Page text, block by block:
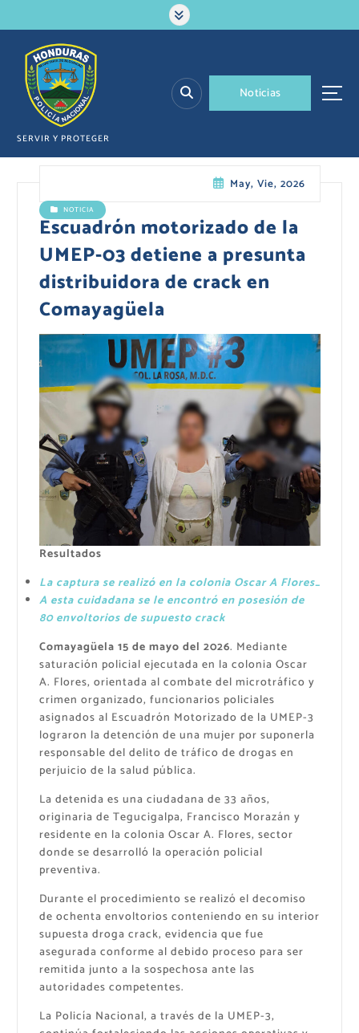
a
SERVIR Y PROTEGER
Noticias
May, Vie, 2026
NOTICIA
Escuadrón motorizado de la
UMEP-03 detiene a presunta
distribuidora de crack en
Comayagüela
Resultados
La captura se realizó en la colonia Oscar A Flores_
A esta cuidadana se le encontró en posesión de
80 envoltorios de supuesto crack
Comayagüela 15 de mayo del 2026. Mediante
saturación policial ejecutada en la colonia Oscar
A. Flores, orientada al combate del microtráfico y
crimen organizado, funcionarios policiales
asignados al Escuadrón Motorizado de la UMEP-3
lograron la detención de una mujer por suponerla
responsable del delito de tráfico de drogas en
perjuicio de la salud pública.
La detenida es una ciudadana de 33 años,
originaria de Tegucigalpa, Francisco Morazán y
residente en la colonia Oscar A. Flores, sector
donde se desarrolló la operación policial
preventiva.
Durante el procedimiento se realizó el decomiso
de ochenta envoltorios conteniendo en su interior
supuesta droga crack, evidencia que fue
asegurada conforme al debido proceso para ser
remitida junto a la sospechosa ante las
autoridades competentes.
La Policía Nacional, a través de la UMEP-3,